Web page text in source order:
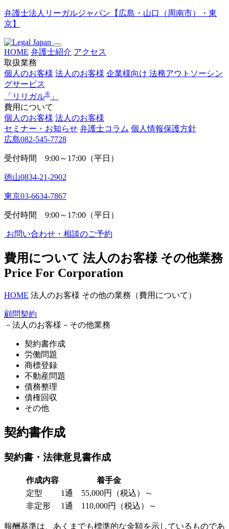
弁護士法人リーガルジャパン【広島・山口（周南市）・東
京】
HOME 弁護士紹介 アクセス
取扱業務
個人のお客様 法人のお客様 企業様向け 法務アウトソーシン
グサービス
「 リリガル® 」
費用について
個人のお客様 法人のお客様
セミナー・お知らせ 弁護士コラム 個人情報保護方針
広島082-545-7728
受付時間 9:00～17:00（平日）
徳山0834-21-2902
東京03-6634-7867
受付時間 9:00～17:00（平日）
お問い合わせ・ 相談のご予約
費用について 法人のお客様その他業務
Price For Corporation
HOME 法人のお客様 その他の業務（費用について）
顧問契約
－法人のお客様－ その他業務
契約書作成
労働問題
商標登録
不動産問題
債務整理
債権回収
その他
契約書作成
契約書・法律意見書作成
作成内容
着手金
定型
1通 55,000円（税込）～
非定形
1通 110,000円（税込）～
報酬基準は、あくまでも標準的な金額を示しているものであ